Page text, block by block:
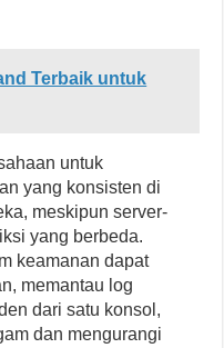
Terbaik untuk
untuk
yang konsisten di
meskipun server-
yang berbeda.
keamanan dapat
memantau log
dari satu konsol,
dan mengurangi